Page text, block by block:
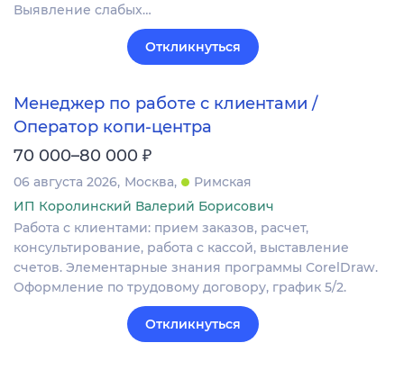
Выявление слабых…
Откликнуться
Менеджер по работе с клиентами /
Оператор копи-центра
70 000–80 000 ₽
06 августа 2026 Москва
Римская
ИП Королинский Валерий Борисович
Работа с клиентами: прием заказов, расчет,
консультирование, работа с кассой, выставление
счетов. Элементарные знания программы CorelDraw.
Оформление по трудовому договору, график 5/2.
Откликнуться